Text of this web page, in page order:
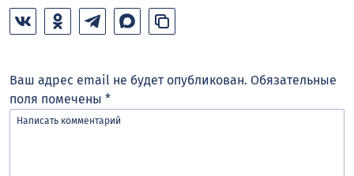
Ваш адрес email не будет опубликован. Обязательные
поля помечены *